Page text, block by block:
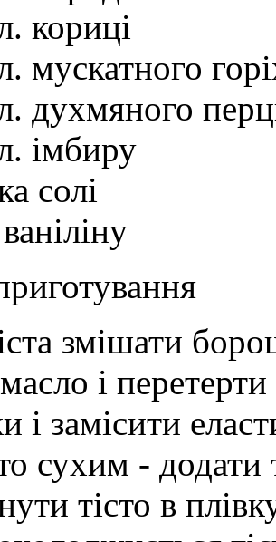
кориці
мускатного
духмяного
імбиру
солі
ваніліну
змішати
і
і замісити
сухим -
тісто в